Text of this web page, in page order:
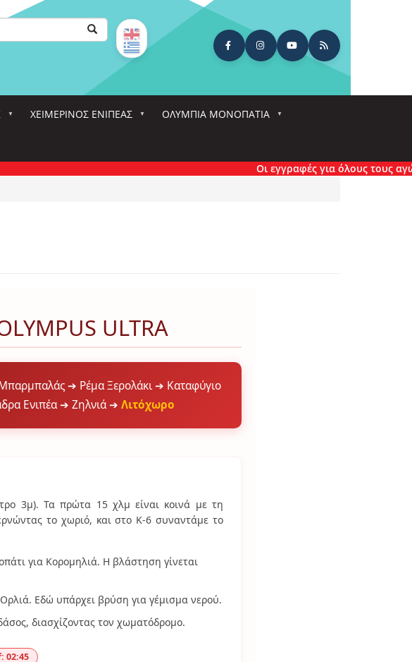
Αναζήτηση
ΧΕΙΜΕΡΙΝΟΣ ΕΝΙΠΕΑΣ ΟΛΎΜΠΙΑ ΜΟΝΟΠΆΤΙΑ
Οι εγγραφές για όλους τους αγώνες
ULTRA
➔ Ρέμα Ξερολάκι ➔ Καταφύγιο
Ενιπέα ➔ Ζηλνιά ➔ Λιτόχωρο
3μ). Τα πρώτα 15 χλμ είναι κοινά με τη
το χωριό, και στο Κ-6 συναντάμε το
για Κορομηλιά. Η βλάστηση γίνεται
Εδώ υπάρχει βρύση για γέμισμα νερού.
διασχίζοντας τον χωματόδρομο.
02:45